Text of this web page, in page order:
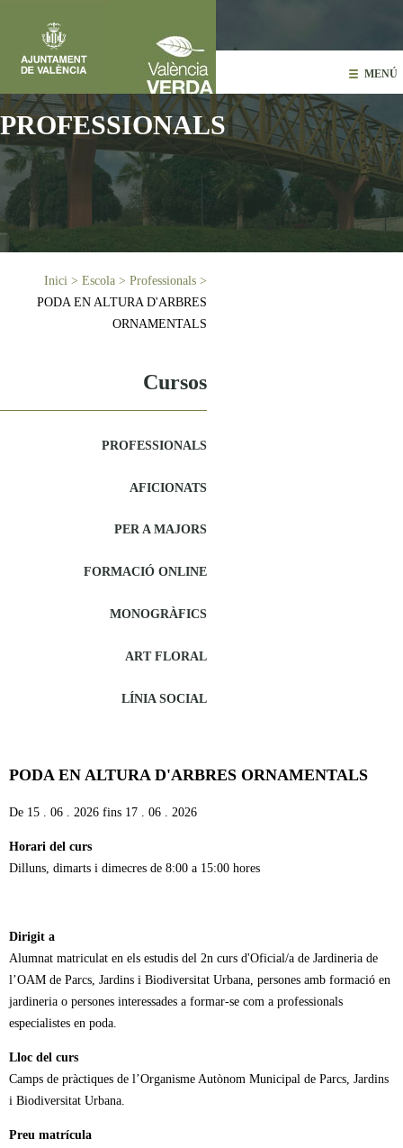
MENÚ
PROFESSIONALS
Esteu aquí
Inici > Escola > Professionals >
PODA EN ALTURA D'ARBRES
ORNAMENTALS
Cursos
PROFESSIONALS
AFICIONATS
PER A MAJORS
FORMACIÓ ONLINE
MONOGRÀFICS
ART FLORAL
LÍNIA SOCIAL
PODA EN ALTURA D'ARBRES ORNAMENTALS
De 15 . 06 . 2026 fins 17 . 06 . 2026
Horari del curs
Dilluns, dimarts i dimecres de 8:00 a 15:00 hores
Dirigit a
Alumnat matriculat en els estudis del 2n curs d'Oficial/a de Jardineria de
l’OAM de Parcs, Jardins i Biodiversitat Urbana, persones amb formació en
jardineria o persones interessades a formar-se com a professionals
especialistes en poda.
Lloc del curs
Camps de pràctiques de l’Organisme Autònom Municipal de Parcs, Jardins
i Biodiversitat Urbana.
Preu matrícula